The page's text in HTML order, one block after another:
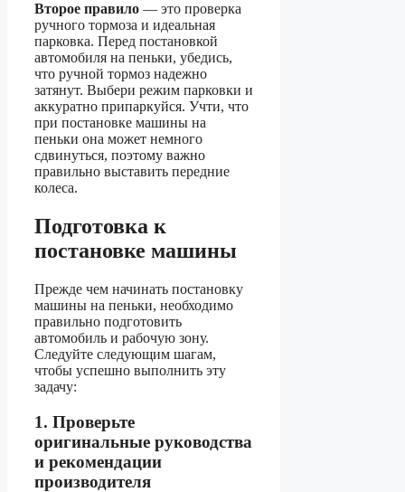
Второе правило — это проверка
ручного тормоза и идеальная
парковка. Перед постановкой
автомобиля на пеньки, убедись,
что ручной тормоз надежно
затянут. Выбери режим парковки и
аккуратно припаркуйся. Учти, что
при постановке машины на
пеньки она может немного
сдвинуться, поэтому важно
правильно выставить передние
колеса.
Подготовка к
постановке машины
Прежде чем начинать постановку
машины на пеньки, необходимо
правильно подготовить
автомобиль и рабочую зону.
Следуйте следующим шагам,
чтобы успешно выполнить эту
задачу:
1. Проверьте
оригинальные руководства
и рекомендации
производителя